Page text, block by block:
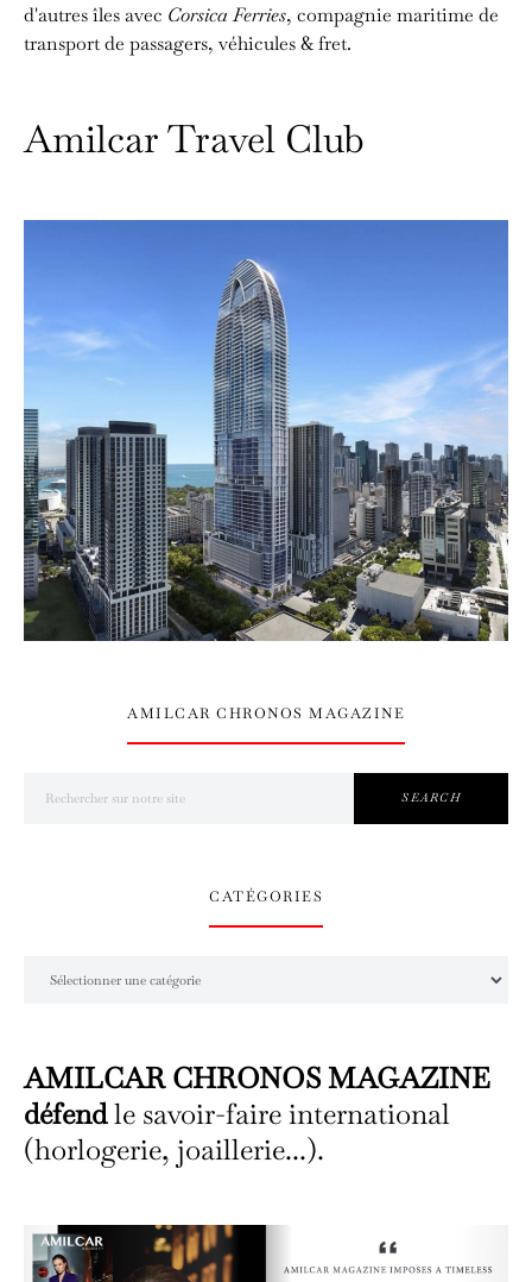
d'autres îles avec Corsica Ferries, compagnie maritime de
transport de passagers, véhicules & fret.
Amilcar Travel Club
AMILCAR CHRONOS MAGAZINE
SEARCH
CATÉGORIES
AMILCAR CHRONOS MAGAZINE
défendle savoir-faire international
(horlogerie, joaillerie...).